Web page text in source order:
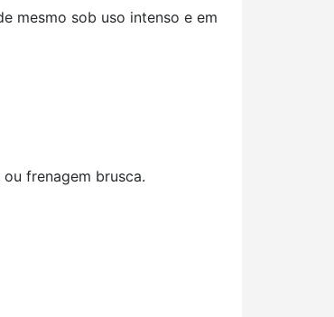
mesmo sob uso intenso e em
frenagem brusca.